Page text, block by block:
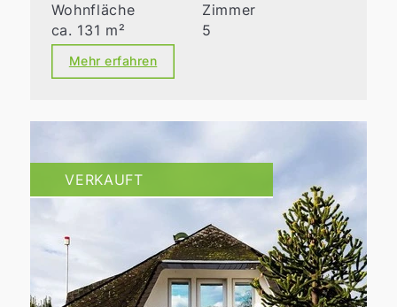
Wohnfläche
ca. 131 m²
Zimmer
5
Mehr erfahren
VERKAUFT